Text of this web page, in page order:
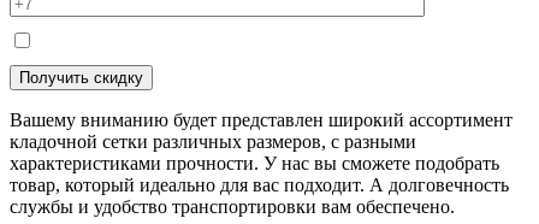
Вашему вниманию будет представлен широкий ассортимент
кладочной сетки различных размеров, с разными
характеристиками прочности. У нас вы сможете подобрать
товар, который идеально для вас подходит. А долговечность
службы и удобство транспортировки вам обеспечено.